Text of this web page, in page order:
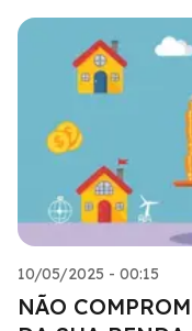
10/05/2025 - 00:15
NÃO